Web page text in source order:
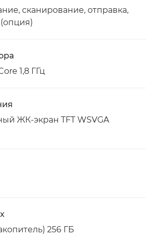
сканирование, отправка,
1,8 ГГц
ЖК-экран TFT WSVGA
256 ГБ